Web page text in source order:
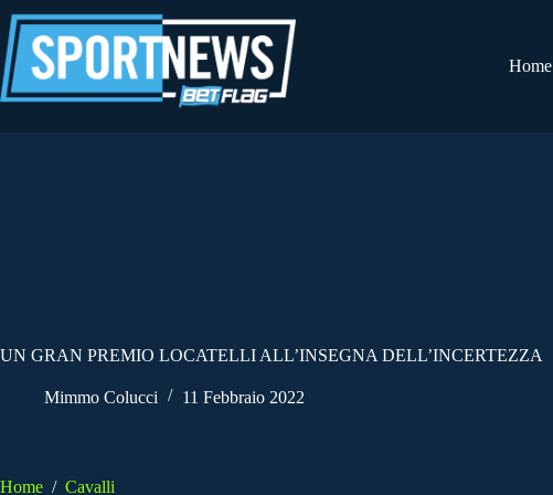
al
contenuto
Home
UN GRAN PREMIO LOCATELLI ALL’INSEGNA DELL’INCERTEZZA
Mimmo Colucci 11 Febbraio 2022
Home / Cavalli